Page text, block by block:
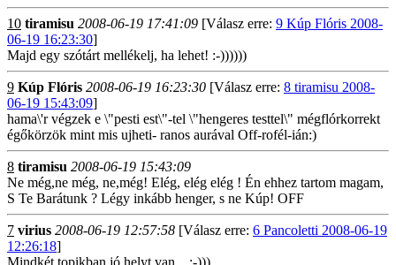
10 tiramisu 2008-06-19 17:41:09 [Válasz erre: 9 Kúp Flóris 2008-
06-19 16:23:30]
Majd egy szótárt mellékelj, ha lehet! :-))))))
9 Kúp Flóris 2008-06-19 16:23:30 [Válasz erre: 8 tiramisu 2008-
06-19 15:43:09]
hama\'r végzek e \"pesti est\"-tel \"hengeres testtel\" mégflórkorrekt
égőkörzök mint mis ujheti- ranos aurával Off-rofél-ián:)
8 tiramisu 2008-06-19 15:43:09
Ne még,ne még, ne,még! Elég, elég elég ! Én ehhez tartom magam,
S Te Barátunk ? Légy inkább henger, s ne Kúp! OFF
7 virius 2008-06-19 12:57:58 [Válasz erre: 6 Pancoletti 2008-06-19
12:26:18]
Mindkét topikban jó helyt van... :-)))